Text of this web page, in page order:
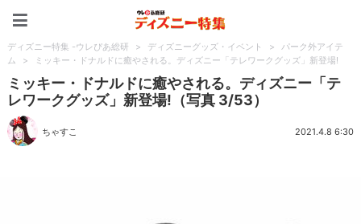
ディズニー特集 -ウレぴあ総研 > ディズニーグッズ・イベント >
パーク外アイテ
ム
> ミッキー・ドナルドに癒やされる。ディズニー「テレワークグッズ」新登場!
ミッキー・ドナルドに癒やされる。ディズニー「テ
レワークグッズ」新登場!（写真 3/53）
ちゃすこ 2021.4.8 6:30